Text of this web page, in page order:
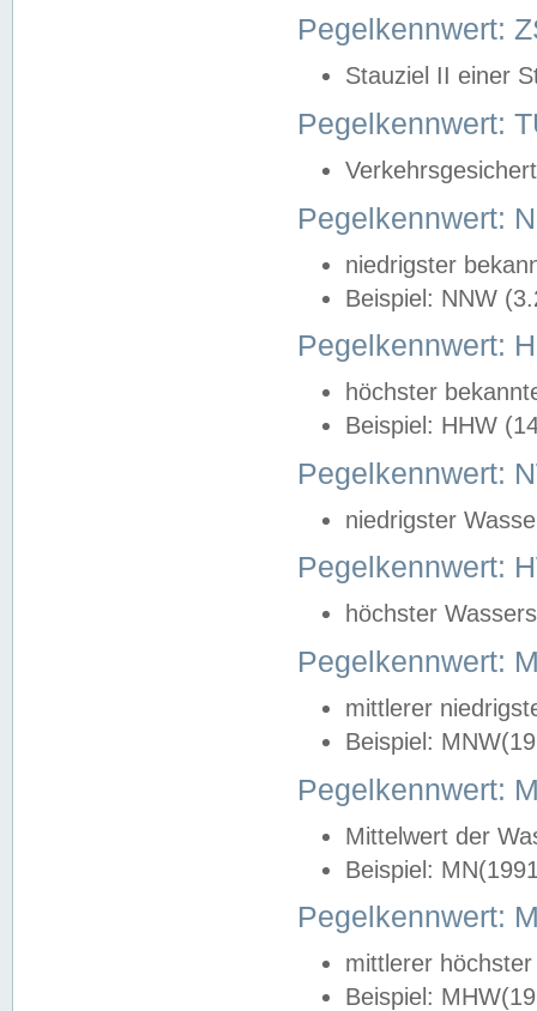
Pegelkennwert:
Stauziel II einer
Pegelkennwert:
Pegelkennwert:
niedrigster
Beispiel: NNW
Pegelkennwert:
höchster
Beispiel: HHW
Pegelkennwert:
niedrigster
Pegelkennwert:
höchster
Pegelkennwert:
mittlerer
Beispiel:
Pegelkennwert:
Mittelwert der
Beispiel:
Pegelkennwert:
mittlerer
Beispiel: